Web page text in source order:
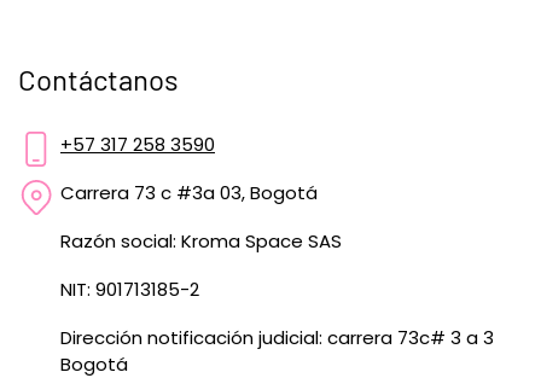
Contáctanos
+57 317 258 3590
Carrera 73 c #3a 03, Bogotá
Razón social: Kroma Space SAS
NIT: 901713185-2
Dirección notificación judicial: carrera 73c# 3 a 3
Bogotá